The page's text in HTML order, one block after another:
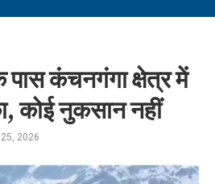
पास कंचनगंगा क्षेत्र में
कोई नुकसान नहीं
2026